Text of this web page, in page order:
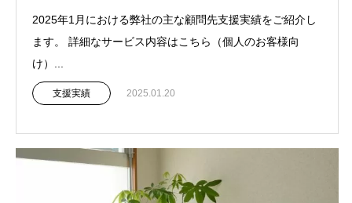
2025年1月における弊社の主な顧問先支援実績をご紹介し
ます。 詳細なサービス内容はこちら（個人のお客様向
け）...
支援実績 2025.01.20